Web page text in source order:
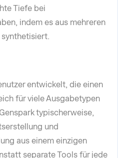
Tiefe bei
indem es aus mehreren
entwickelt, die einen
für viele Ausgabetypen
typischerweise,
und
aus einem einzigen
separate Tools für jede